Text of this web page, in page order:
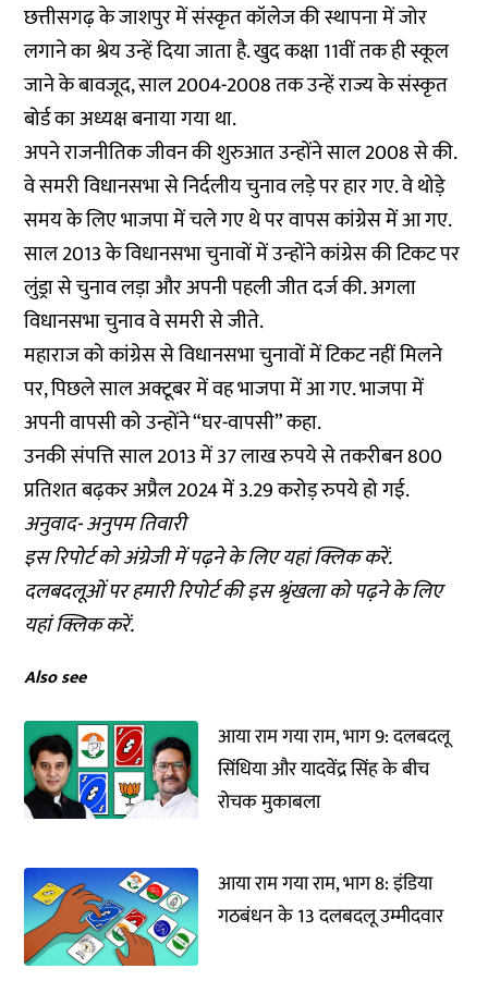
छत्तीसगढ़ के जाशपुर में संस्कृत कॉलेज की स्थापना में जोर
लगाने का श्रेय उन्हें दिया जाता है. खुद कक्षा 11वीं तक ही स्कूल
जाने के बावजूद, साल 2004-2008 तक उन्हें राज्य के संस्कृत
बोर्ड का अध्यक्ष बनाया गया था.
अपने राजनीतिक जीवन की शुरुआत उन्होंने साल 2008 से की.
वे समरी विधानसभा से निर्दलीय चुनाव लड़े पर हार गए. वे थोड़े
समय के लिए भाजपा में चले गए थे पर वापस कांग्रेस में आ गए.
साल 2013 के विधानसभा चुनावों में उन्होंने कांग्रेस की टिकट पर
लुंड्रा से चुनाव लड़ा और अपनी पहली जीत दर्ज की. अगला
विधानसभा चुनाव वे समरी से जीते.
महाराज को कांग्रेस से विधानसभा चुनावों में टिकट नहीं मिलने
पर, पिछले साल अक्टूबर में वह भाजपा में आ गए. भाजपा में
अपनी वापसी को उन्होंने “घर-वापसी” कहा.
उनकी संपत्ति साल 2013 में 37 लाख रुपये से तकरीबन 800
प्रतिशत बढ़कर अप्रैल 2024 में 3.29 करोड़ रुपये हो गई.
अनुवाद- अनुपम तिवारी
इस रिपोर्ट को अंग्रेजी में पढ़ने के लिएयहां क्लिककरें.
दलबदलूओं पर हमारी रिपोर्ट की इस श्रृंखला को पढ़ने के लिए
यहां क्लिककरें.
Also see
आया राम गया राम, भाग 9: दलबदलू
सिंधिया और यादवेंद्र सिंह के बीच
रोचक मुकाबला
आया राम गया राम, भाग 8: इंडिया
गठबंधन के 13 दलबदलू उम्मीदवार